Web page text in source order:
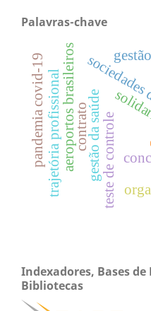
Palavras-chave
aeroportos brasileiros teste de controle
gestão da saúde
trajetória profissional contrato
pandemia covid-19
Indexadores, Bases
Bibliotecas